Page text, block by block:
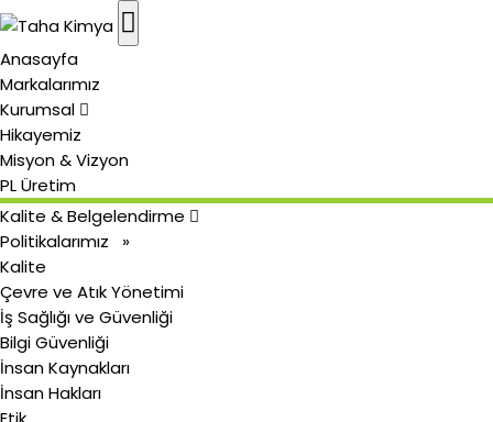
Anasayfa
Markalarımız
Kurumsal
Hikayemiz
Misyon & Vizyon
PL Üretim
Kalite & Belgelendirme
Politikalarımız »
Kalite
Çevre ve Atık Yönetimi
İş Sağlığı ve Güvenliği
Bilgi Güvenliği
İnsan Kaynakları
İnsan Hakları